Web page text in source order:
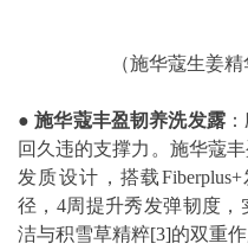
（施华蔻生姜
●施华蔻丰盈韧养洗发露：
回久违的支撑力。施华蔻
发质设计，搭载
径，4周提升秀发弹韧度
洁与积雪草精粹[3]的双重